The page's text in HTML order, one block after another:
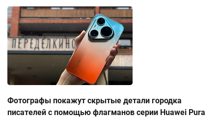
Фотографы покажут скрытые детали городка
писателей с помощью флагманов серии Huawei Pura